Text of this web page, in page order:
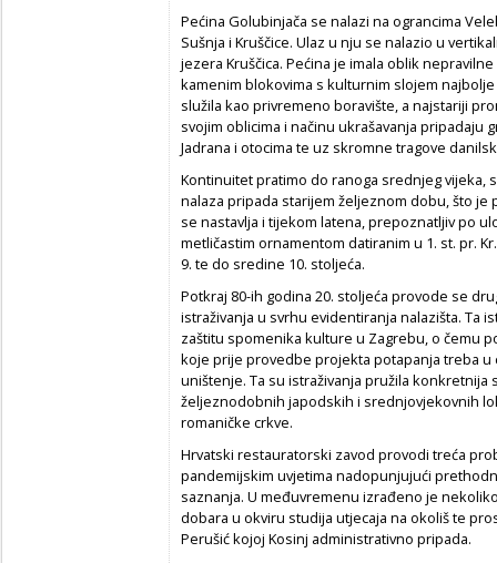
Pećina Golubinjača se nalazi na ograncima
Sušnja i Kruščice. Ulaz u nju se nalazio u
jezera Kruščica. Pećina je imala oblik
kamenim blokovima s kulturnim slojem
služila kao privremeno boravište, a najstariji
svojim oblicima i načinu ukrašavanja pripadaju
Jadrana i otocima te uz skromne tragove
Kontinuitet pratimo do ranoga srednjeg vijeka,
nalaza pripada starijem željeznom dobu, što
se nastavlja i tijekom latena, prepoznatljiv po
metličastim ornamentom datiranim u 1. st. pr.
9. te do sredine 10. stoljeća.
Potkraj 80-ih godina 20. stoljeća provode se
istraživanja u svrhu evidentiranja nalazišta. Ta
zaštitu spomenika kulture u Zagrebu, o čemu
koje prije provedbe projekta potapanja treba
uništenje. Ta su istraživanja pružila
željeznodobnih japodskih i srednjovjekovnih
romaničke crkve.
Hrvatski restauratorski zavod provodi treća
pandemijskim uvjetima nadopunjujući
saznanja. U međuvremenu izrađeno je
dobara u okviru studija utjecaja na okoliš te
Perušić kojoj Kosinj administrativno pripada.